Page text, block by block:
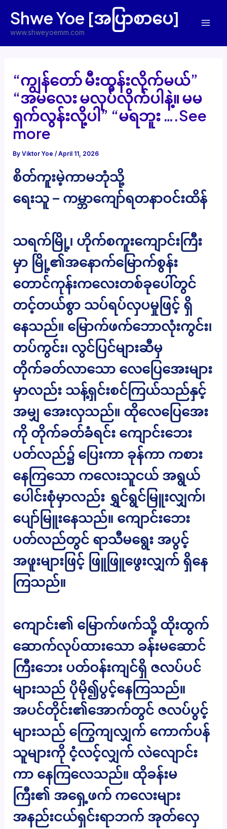
content
Shwe Yoe [အပြာစာပေ]
www.shweyoemm.com
“ကျွန်တော် မီးထွန်းလိုက်မယ်”
“အမလေး မလုပ်လိုက်ပါနဲ့။ မမ
ရှက်လွန်းလို့ပါ” “မရဘူး ….See
more
ByViktor Yoe/April 11, 2026
စိတ်ကူးမဲ့ကာမဘုံသို့
ရေးသူ – ကမ္ဘာကျော်ရတနာဝင်းထိန်
သရက်မြို့၊ ဟိုက်စကူးကျောင်းကြီး
မှာ မြို့၏အနောက်မြောက်စွန်း
တောင်ကုန်းကလေးတစ်ခုပေါ်တွင်
တင့်တယ်စွာ သပ်ရပ်လှပမှုဖြင့် ရှိ
နေသည်။ မြောက်ဖက်ဘောလုံးကွင်း၊
တပ်ကွင်း၊ လွင်ပြင်များဆီမှ
တိုက်ခတ်လာသော လေပြေအေးများ
မှာလည်း သန့်ရှင်းစင်ကြယ်သည်နှင့်
အမျှ အေးလှသည်။ ထိုလေပြေအေး
ကို တိုက်ခတ်ခံရင်း ကျောင်းဘေး
ပတ်လည်၌ ပြေးကာ ခုန်ကာ ကစား
နေကြသော ကလေးသူငယ် အရွယ်
ပေါင်းစုံမှာလည်း ရွှင်ရွင်မြူးလျှက်၊
ပျော်မြူးနေသည်။ ကျောင်းဘေး
ပတ်လည်တွင် ရာသီမရွေး အပွင့်
အဖူးများဖြင့် ဖြူဖြူဖွေးလျှက် ရှိနေ
ကြသည်။
ကျောင်း၏ မြောက်ဖက်သို့ ထိုးထွက်
ဆောက်လုပ်ထားသော ခန်းမဆောင်
ကြီးဘေး ပတ်ဝန်းကျင်ရှိ ဇလပ်ပင်
များသည် ပိုမို၍ပွင့်နေကြသည်။
အပင်တိုင်း၏အောက်တွင် ဇလပ်ပွင့်
များသည် ကြွေကျလျှက် ကောက်ပန်
သူများကို ငံ့လင့်လျှက် လဲလျောင်း
ကာ နေကြလေသည်။ ထိုခန်းမ
ကြီး၏ အရှေ့ဖက် ကလေးများ
အနည်းငယ်ရှင်းရာဘက် အုတ်လှေ